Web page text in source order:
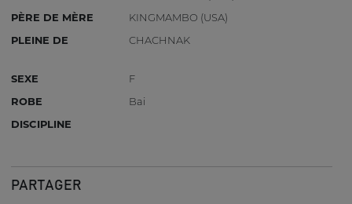
PÈRE DE MÈRE
KINGMAMBO (USA)
PLEINE DE
CHACHNAK
SEXE
F
ROBE
Bai
DISCIPLINE
PARTAGER